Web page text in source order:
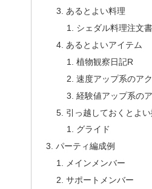
あるとよい料理
シェダル料理注文
あるとよいアイテム
植物観察日記R
速度アップ系のア
経験値アップ系の
引っ越しておくとよ
グライド
パーティ編成例
メインメンバー
サポートメンバー